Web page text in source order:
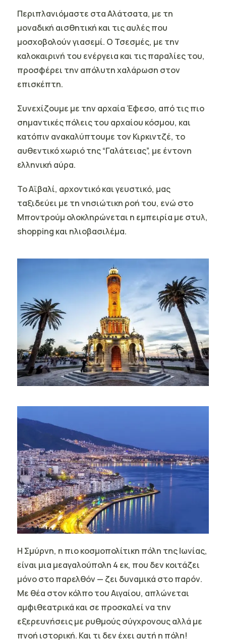
Περιπλανιόμαστε στα Αλάτσατα, με τη
μοναδική αισθητική και τις αυλές που
μοσχοβολούν γιασεμί. Ο Τσεσμές, με την
καλοκαιρινή του ενέργεια και τις παραλίες του,
προσφέρει την απόλυτη χαλάρωση στον
επισκέπτη.
Συνεχίζουμε με την αρχαία Έφεσο, από τις πιο
σημαντικές πόλεις του αρχαίου κόσμου, και
κατόπιν ανακαλύπτουμε τον Κιρκιντζέ, το
αυθεντικό χωριό της “Γαλάτειας”, με έντονη
ελληνική αύρα.
Το Αϊβαλί, αρχοντικό και γευστικό, μας
ταξιδεύει με τη νησιώτικη ροή του, ενώ στο
Μποντρούμ ολοκληρώνεται η εμπειρία με στυλ,
shopping και ηλιοβασιλέμα.
Η Σμύρνη, η πιο κοσμοπολίτικη πόλη της Ιωνίας,
είναι μια μεαγαλούπολη 4 εκ, που δεν κοιτάζει
μόνο στο παρελθόν — ζει δυναμικά στο παρόν.
Με θέα στον κόλπο του Αιγαίου, απλώνεται
αμφιθεατρικά και σε προσκαλεί να την
εξερευνήσεις με ρυθμούς σύγχρονους αλλά με
πνοή ιστορική. Και τι δεν έχει αυτή η πόλη!